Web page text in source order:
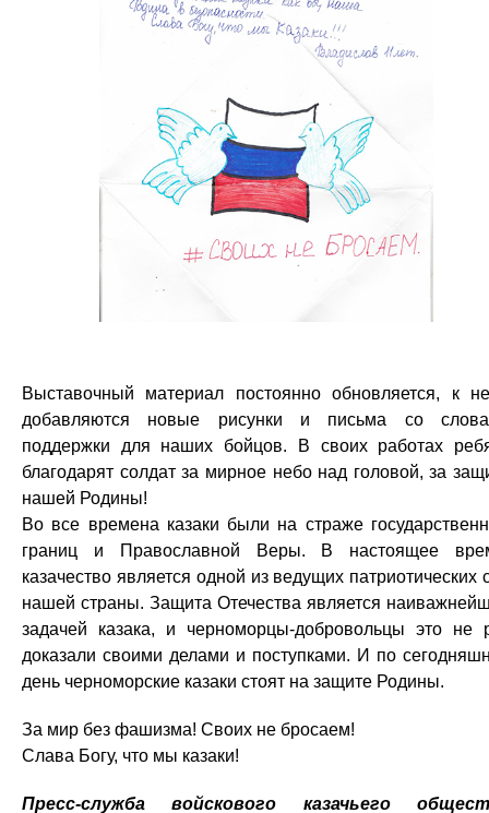
Выставочный материал постоянно обновляется, к
добавляются новые рисунки и письма со
поддержки для наших бойцов. В своих работах
благодарят солдат за мирное небо над головой, за
нашей Родины!
Во все времена казаки были на страже
границ и Православной Веры. В настоящее
казачество является одной из ведущих патриотических
нашей страны. Защита Отечества является
задачей казака, и черноморцы-добровольцы это не
доказали своими делами и поступками. И по
день черноморские казаки стоят на защите Родины.
За мир без фашизма! Своих не бросаем!
Слава Богу, что мы казаки!
Пресс-служба войскового казачьего